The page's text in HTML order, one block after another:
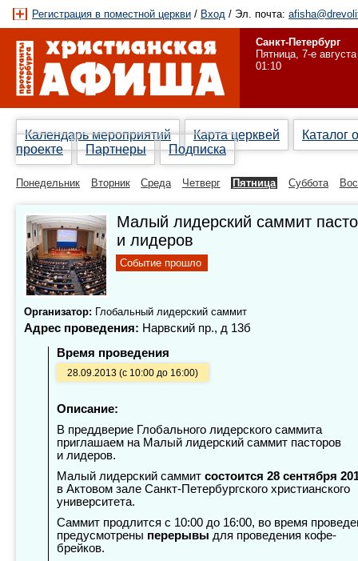
Регистрация в поместной церкви / Вход / Эл. почта:
Санкт-Петербург
Пятница, 7-е августа
01:10
Календарь мероприятий Карта церквей
Каталог
проекте
Партнеры Подписка
Понедельник Вторник Среда Четверг Пятница Суббота
Малый лидерский саммит
и лидеров
Событие прошло
Организатор: Глобальный лидерский саммит
Адрес проведения: Нарвский пр., д 13б
Время проведения
28.09.2013 (с 10:00 до 16:00)
Описание:
В преддверие Глобального лидерского саммита
приглашаем на Малый лидерский саммит пасторов
и лидеров.
Малый лидерский саммит состоится 28 сентября
в Актовом зале Санкт-Петербургского христианского
университета.
Саммит продлится с 10:00 до 16:00, во время
предусмотрены перерывы для проведения кофе-
брейков.